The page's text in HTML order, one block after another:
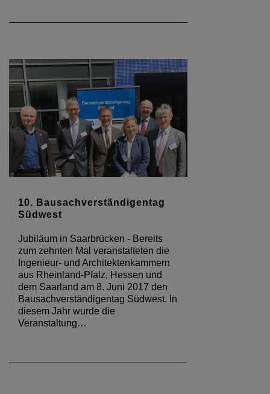
10. Bausachverständigentag
Südwest
Jubiläum in Saarbrücken - Bereits
zum zehnten Mal veranstalteten die
Ingenieur- und Architektenkammern
aus Rheinland-Pfalz, Hessen und
dem Saarland am 8. Juni 2017 den
Bausachverständigentag Südwest. In
diesem Jahr wurde die
Veranstaltung…